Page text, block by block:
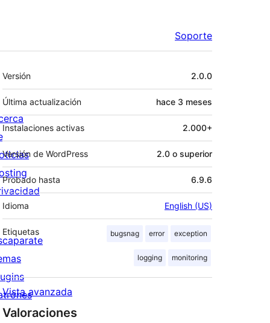
Soporte
Meta
Versión 2.0.0
Última actualización hace 3 meses
Instalaciones activas 2.000+
Versión de WordPress 2.0 o superior
Probado hasta 6.9.6
Idioma English (US)
Etiquetas bugsnag error exception
logging monitoring
Vista avanzada
Valoraciones